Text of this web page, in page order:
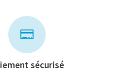

sécurisé